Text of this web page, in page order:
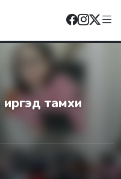
иргэд тамхи